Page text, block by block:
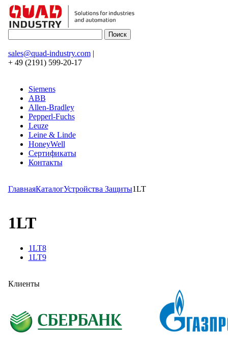
sales@quad-industry.com|
+ 49 (2191) 599-20-17
Siemens
ABB
Allen-Bradley
Pepperl-Fuchs
Leuze
Leine & Linde
HoneyWell
Сертификаты
Контакты
ГлавнаяКаталогУстройства Защиты1LT
1LT
1LT8
1LT9
Клиенты